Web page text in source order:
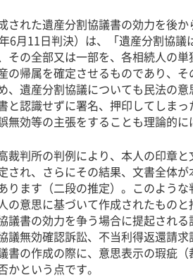
された遺産分割協議書の効力を後
6月11日判決）は、「遺産分割協
その全部又は一部を、各相続人の
の帰属を確定させるものであり、
、遺産分割協議についても民法の
と認識せずに署名、押印してしま
無効等の主張をすることも理論的に
裁判所の判例により、本人の印章
され、さらにその結果、文書全体
ります（二段の推定）。このよう
の意思に基づいて作成されたもの
議書の効力を争う場合に提起され
議無効確認訴訟、不当利得返還請
書の作成の際に、意思表示の瑕疵
かという点です。